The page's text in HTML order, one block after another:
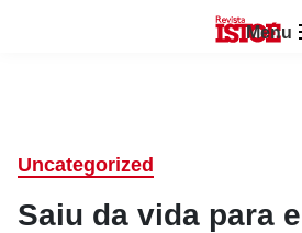
Menu
Uncategorized
Saiu da vida para